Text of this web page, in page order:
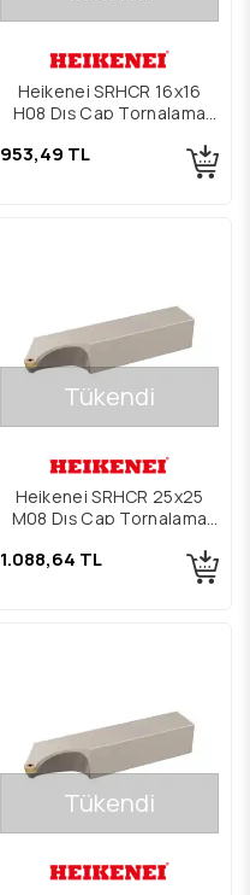
Heikenei SRHCR 16x16
H08 Dış Çap Tornalama
953,49 TL
Tükendi
Heikenei SRHCR 25x25
M08 Dış Çap Tornalama
1.088,64 TL
Tükendi